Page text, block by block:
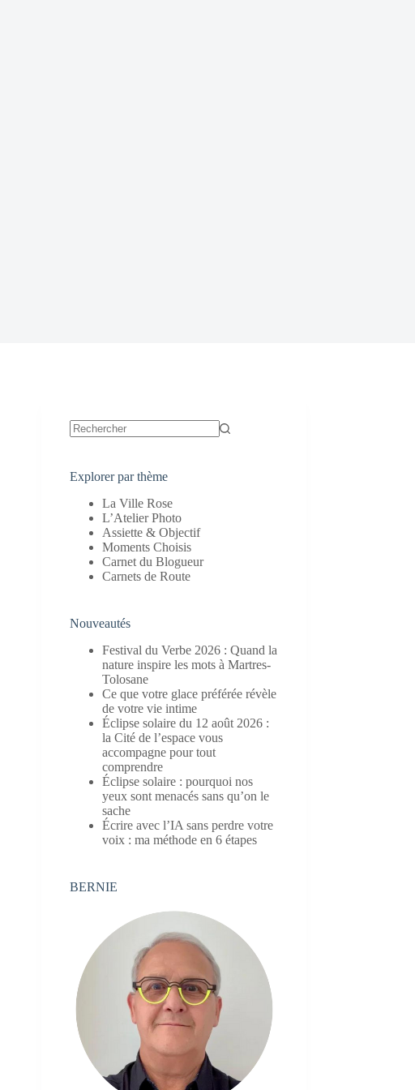
Explorer par thème
La Ville Rose
L’Atelier Photo
Assiette & Objectif
Moments Choisis
Carnet du Blogueur
Carnets de Route
Nouveautés
Festival du Verbe 2026 : Quand la
nature inspire les mots à Martres-
Tolosane
Ce que votre glace préférée révèle
de votre vie intime
Éclipse solaire du 12 août 2026 :
la Cité de l’espace vous
accompagne pour tout
comprendre
Éclipse solaire : pourquoi nos
yeux sont menacés sans qu’on le
sache
Écrire avec l’IA sans perdre votre
voix : ma méthode en 6 étapes
BERNIE